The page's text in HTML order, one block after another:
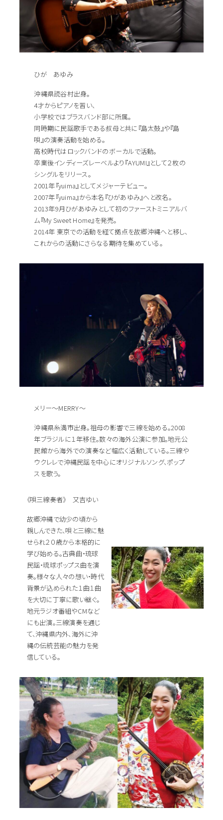
ひが あゆみ
沖縄県読谷村出身。
4才からピアノを習い、
小学校ではブラスバンド部に所属。
同時期に民謡歌手である叔母と共に『島太鼓』や『島
唄』の演奏活動を始める。
高校時代はロックバンドのボーカルで活動。
卒業後インディーズレーベルより『AYUMI』として２枚の
シングルをリリース。
2001年『yuima』としてメジャーテビュー。
2007年『yuima』から本名『ひがあゆみ』へと改名。
2013年9月ひがあゆみとして初のファーストミニアルバ
ム『My Sweet Home』を発売。
2014年 東京での活動を経て拠点を故郷沖縄へと移し、
これからの活動にさらなる期待を集めている。
メリー～MERRY～
沖縄県糸満市出身。祖母の影響で三線を始める。2008
年ブラジルに１年移住。数々の海外公演に参加。地元公
民館から海外での演奏など幅広く活動している。三線や
ウクレレで沖縄民謡を中心にオリジナルソング、ポップ
スを歌う。
《唄三線奏者》 又吉ゆい
故郷沖縄で幼少の頃から
親しんできた、唄と三線に魅
せられ２０歳から本格的に
学び始める。古典曲・琉球
民謡・琉球ポップス曲を演
奏。様々な人々の想い・時代
背景が込められた１曲１曲
を大切に丁寧に歌い継ぐ。
地元ラジオ番組やCMなど
にも出演。三線演奏を通じ
て、沖縄県内外、海外に沖
縄の伝統芸能の魅力を発
信している。